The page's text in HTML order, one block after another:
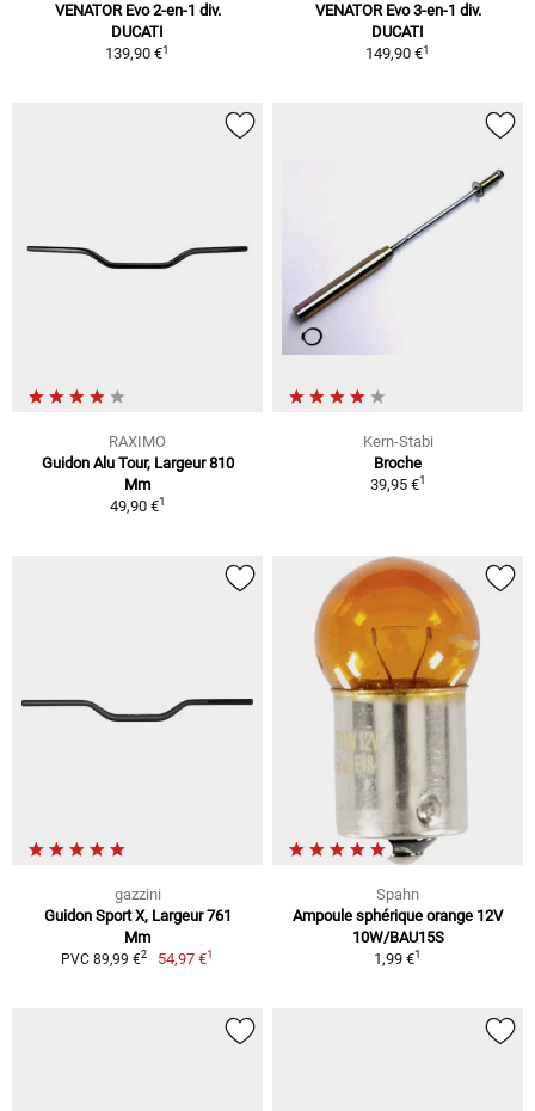
VENATOR Evo 2-en-1 div.
DUCATI
139,90 €1
VENATOR Evo 3-en-1 div.
DUCATI
149,90 €1
RAXIMO
Guidon Alu Tour, Largeur 810
Mm
49,90 €1
Kern-Stabi
Broche
39,95 €1
gazzini
Guidon Sport X, Largeur 761
Mm
PVC 89,99 €2 54,97 €1
Spahn
Ampoule sphérique orange 12V
10W/BAU15S
1,99 €1